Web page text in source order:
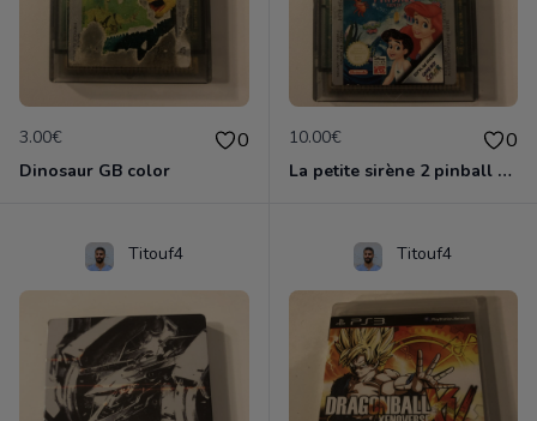
3.00€ 0
Dinosaur GB color
10.00€ 0
La petite sirène 2 pinball GB color
Titouf4 Titouf4